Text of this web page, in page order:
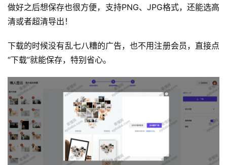
运
产
做好之后想保存也很方便，支持PNG、JPG格式，还能选高
清或者超清导出！
下载的时候没有乱七八糟的广告，也不用注册会员，直接点
“下载”就能保存，特别省心。